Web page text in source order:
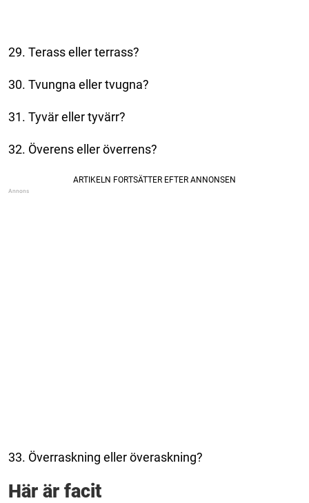
29. Terass eller terrass?
30. Tvungna eller tvugna?
31. Tyvär eller tyvärr?
32. Överens eller överrens?
33. Överraskning eller överaskning?
Här är facit